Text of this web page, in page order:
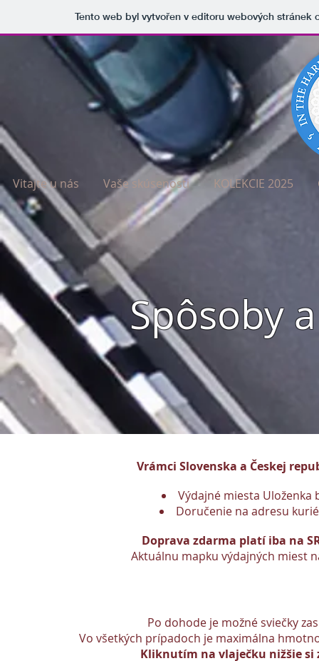
Tento web byl vytvořen v editoru webových stránek
Vitajte u nás Vaše skúsenosti KOLEKCIE 2025
Spôsoby
Vrámci Slovenska a Českej
Výdajné miesta Uloženka
Doručenie na adresu
Doprava zdarma platí iba na
Aktuálnu mapku výdajných miest
Po dohode je možné sviečky
Vo všetkých prípadoch je maximálna
Kliknutím na vlaječku nižšie si